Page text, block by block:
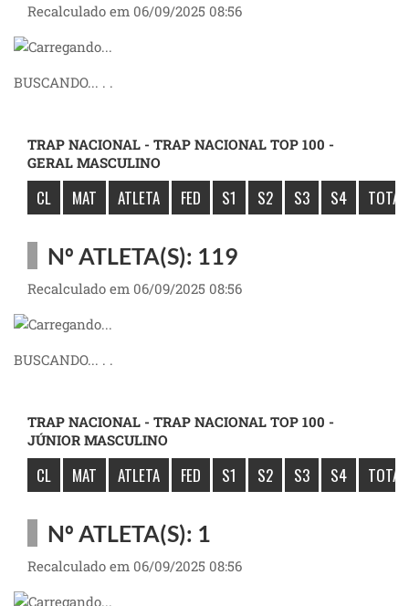
Recalculado em 06/09/2025 08:56
BUSCANDO... . .
TRAP NACIONAL - TRAP NACIONAL TOP 100 -
GERAL MASCULINO
CL MAT ATLETA FED S1 S2 S3 S4 TOTAL
Nº ATLETA(S): 119
Recalculado em 06/09/2025 08:56
BUSCANDO... . .
TRAP NACIONAL - TRAP NACIONAL TOP 100 -
JÚNIOR MASCULINO
CL MAT ATLETA FED S1 S2 S3 S4 TOTAL
Nº ATLETA(S): 1
Recalculado em 06/09/2025 08:56